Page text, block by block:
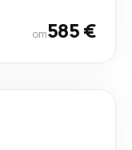
от585 €